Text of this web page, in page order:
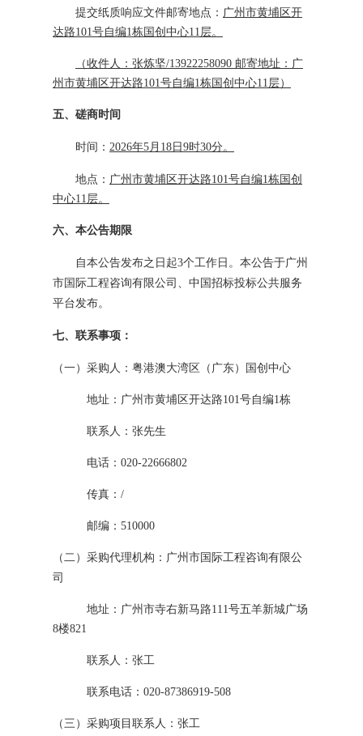
提交纸质响应文件邮寄地点 ： 广州市黄埔区开
达路101号自编1栋国创中心1 1 层。
（收件人：张炼坚/13922258090 邮寄地址： 广
州市黄埔区开达路101号自编1栋国创中心11层）
五、 磋商时间
时间： 2026年5 月 18 日 9时30分。
地点： 广州市黄埔区开达路101号自编1栋国创
中心1 1 层。
六、 本公告期限
自本公告发布之日起3个工作日。本公告于广州
市国际工程咨询有限公司
、中国招标投标公共服务
平台发布。
七、联系事项：
（一） 采购 人： 粤港澳大湾区（广东）国创中心
地址： 广州市黄埔区开达路101号自编1栋
联系人： 张先生
电话： 020-22666802
传真： /
邮编： 510000
（二） 采购代理机构： 广州市国际工程咨询有限公
司
地址：广州市寺右新马路111号五羊新城广场
8楼821
联系人： 张工
联系电话： 020-87386919-508
（三） 采购项目联系人： 张工